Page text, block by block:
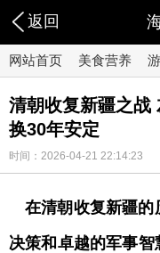
返回
网站首页 美食营养
清朝收复新疆之战
换30年安定
时间：2026-04-21 22:14:23
在清朝收复新疆
决策和卓越的军事